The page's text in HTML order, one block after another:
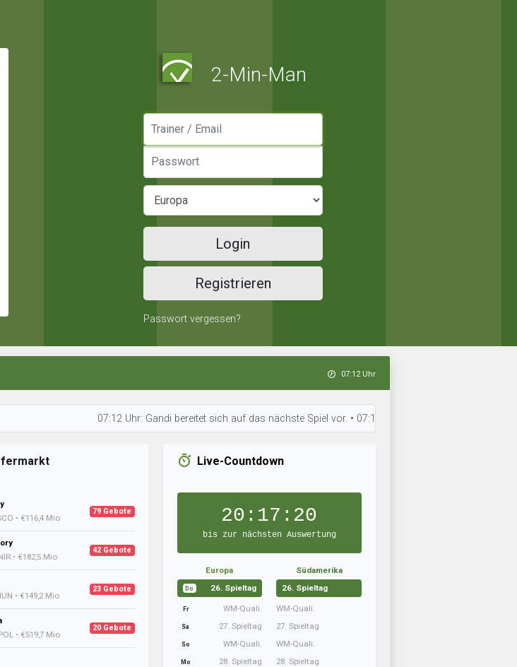
2-Min-Man
Login
Registrieren
Passwort vergessen?
07:12 Uhr
07:12 Uhr: Gandi bereitet sich auf das nächste Spiel vor. • 07:11 Uhr: Viking Spessart hat neue
• €116,4 Mio
79 Gebote
• €182,5 Mio
42 Gebote
• €149,2 Mio
23 Gebote
• €519,7 Mio
20 Gebote
Live-Countdown
20:17:19
bis zur nächsten Auswertung
Europa
Do 26. Spieltag
Fr WM-Quali.
Sa 27. Spieltag
So WM-Quali.
Mo 28. Spieltag
Südamerika
26. Spieltag
WM-Quali.
27. Spieltag
WM-Quali.
28. Spieltag